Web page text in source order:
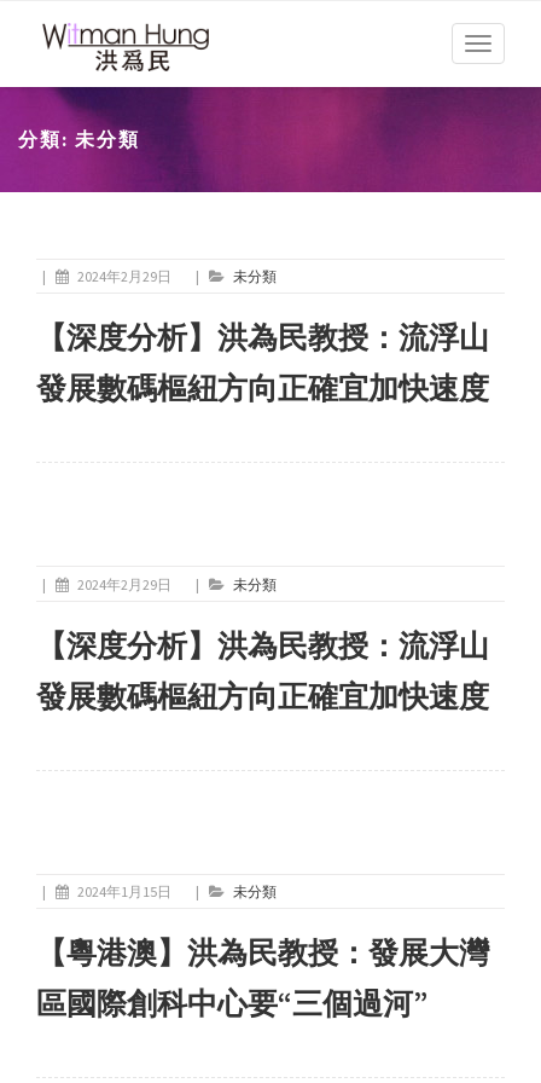
Toggle
分類: 未分類
| 2024年2月29日 | 未分類
【深度分析】洪為民教授：流浮山
發展數碼樞紐方向正確宜加快速度
| 2024年2月29日 | 未分類
【深度分析】洪為民教授：流浮山
發展數碼樞紐方向正確宜加快速度
| 2024年1月15日 | 未分類
【粵港澳】洪為民教授：發展大灣
區國際創科中心要“三個過河”